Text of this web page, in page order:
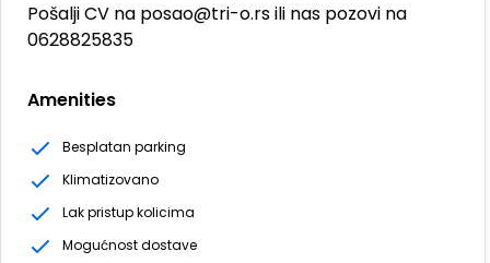
Pošalji CV na posao@tri-o.rs ili nas pozovi na
0628825835
Amenities
Besplatan parking
Klimatizovano
Lak pristup kolicima
Mogućnost dostave